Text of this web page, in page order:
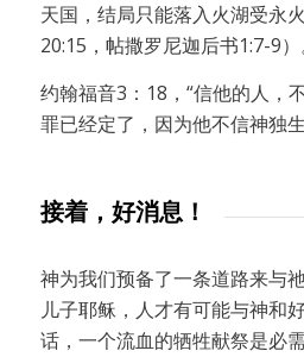
天国，结局只能落入火湖受永
20:15，帖撒罗尼迦后书1:7-9）
约翰福音3：18，“信他的人，
罪已经定了，因为他不信神独
接着，好消息！
神为我们预备了一条道路来与
儿子耶稣，人才有可能与神和
话，一个流血的牺牲献祭是必